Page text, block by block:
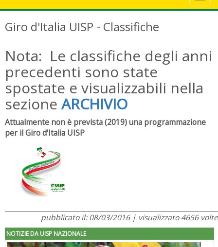
Giro d'Italia UISP - Classifiche
Nota: Le classifiche degli anni
precedenti sono state
spostate e visualizzabili nella
sezione ARCHIVIO
Attualmente non è prevista (2019) una programmazione
per il Giro d'Italia UISP
pubblicato il: 08/03/2016 | visualizzato 4656 volte
NOTIZIE DA UISP NAZIONALE